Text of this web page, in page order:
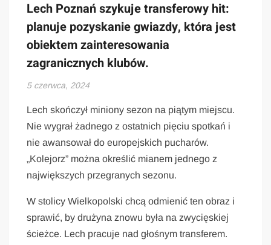
Lech Poznań szykuje transferowy hit:
planuje pozyskanie gwiazdy, która jest
obiektem zainteresowania
zagranicznych klubów.
5 czerwca, 2024
Lech skończył miniony sezon na piątym miejscu.
Nie wygrał żadnego z ostatnich pięciu spotkań i
nie awansował do europejskich pucharów.
„Kolejorz” można określić mianem jednego z
największych przegranych sezonu.
W stolicy Wielkopolski chcą odmienić ten obraz i
sprawić, by drużyna znowu była na zwycięskiej
ścieżce. Lech pracuje nad głośnym transferem.